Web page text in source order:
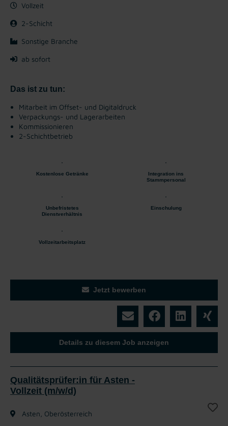
Vollzeit
2-Schicht
Sonstige Branche
ab sofort
Das ist zu tun:
Mitarbeit im Offset- und Digitaldruck
Verpackungs- und Lagerarbeiten
Kommissionieren
2-Schichtbetrieb ​
Kostenlose Getränke
Integration ins
Stammpersonal
Unbefristetes
Dienstverhältnis
Einschulung
Vollzeitarbeitsplatz
Jetzt bewerben
Details zu diesem Job anzeigen
Qualitätsprüfer:in für Asten -
Vollzeit (m/w/d)
Asten, Oberösterreich